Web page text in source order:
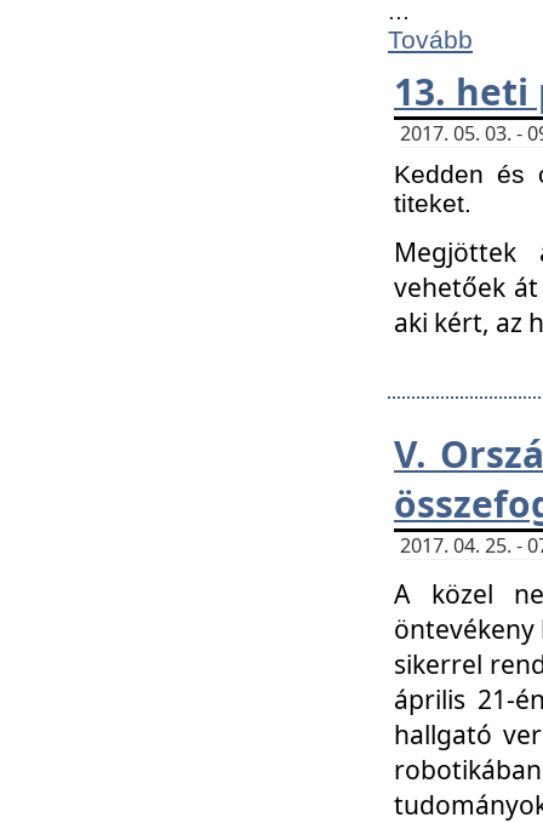
Tovább
13.
2017. 05. 03. -
Kedden és
titeket.
Megjöttek
vehetőek
aki kért, az
V.
2017. 04. 25. -
A közel
öntevékeny
sikerrel
április 21-
hallgató